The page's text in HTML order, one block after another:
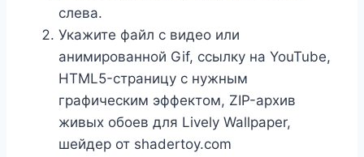
слева.
Укажите файл с видео или
анимированной Gif, ссылку на YouTube,
HTML5-страницу с нужным
графическим эффектом, ZIP-архив
живых обоев для Lively Wallpaper,
шейдер от shadertoy.com